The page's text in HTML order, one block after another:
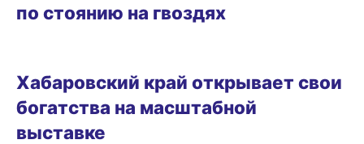
по стоянию на гвоздях
Хабаровский край открывает свои
богатства на масштабной
выставке